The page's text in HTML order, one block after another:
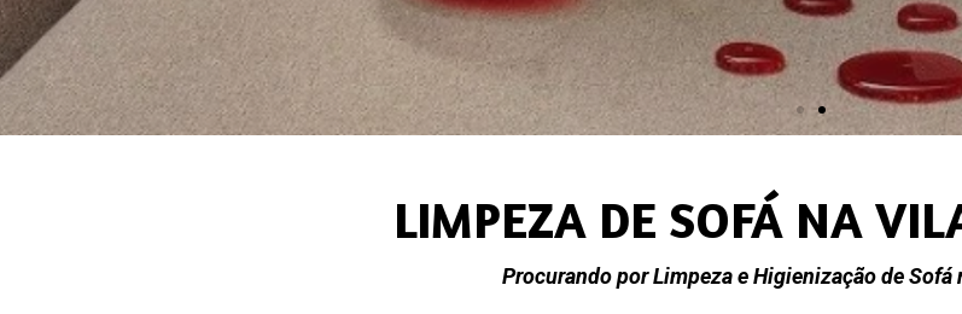
LIMPEZA DE SOFÁ NA
Procurando por Limpeza e Higienização de Sofá